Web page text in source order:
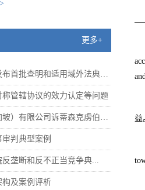
更多+
首批查明和适用域外法典型...
管辖协议的效力认定等问题
）有限公司诉蒂森克虏伯冶...
判典型案例
反垄断和反不正当竞争典...
及案例评析
益